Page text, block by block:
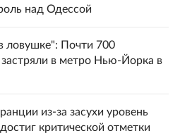
над Одессой
ловушке": Почти 700
в метро Нью-Йорка в
из-за засухи уровень
критической отметки